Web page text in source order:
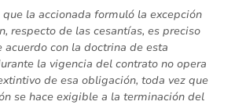
que la accionada formuló la excepción
respecto de las cesantías, es preciso
acuerdo con la doctrina de esta
la vigencia del contrato no opera
de esa obligación, toda vez que
se hace exigible a la terminación del